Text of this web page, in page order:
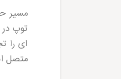
توپ
ای را
متصل